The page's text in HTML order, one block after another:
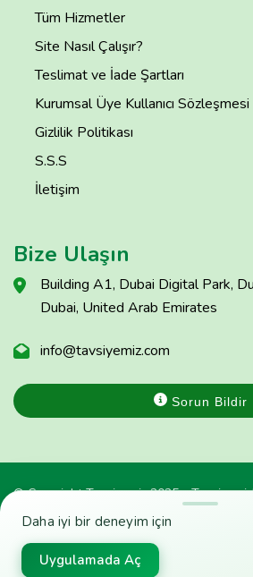
Daha iyi bir deneyim için
Uygulamada Aç
Tüm Hizmetler
Site Nasıl Çalışır?
Teslimat ve İade Şartları
Kurumsal Üye Kullanıcı Sözleşmesi
Gizlilik Politikası
S.S.S
İletişim
Bize Ulaşın
Building A1, Dubai Digital Park,
Dubai, United Arab Emirates
info@tavsiyemiz.com
Sorun Bildir
© Copyright Tavsiyemiz 2025 -